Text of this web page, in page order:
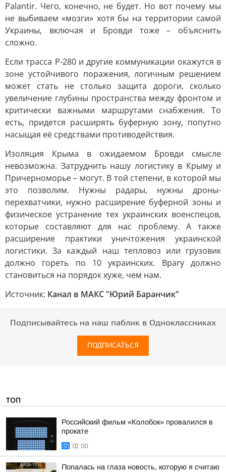
Palantir. Чего, конечно, не будет. Но вот почему мы
не выбиваем «мозги» хотя бы на территории самой
Украины, включая и Бровди тоже – объяснить
сложно.
Если трасса Р-280 и другие коммуникации окажутся в
зоне устойчивого поражения, логичным решением
может стать не столько защита дороги, сколько
увеличение глубины пространства между фронтом и
критически важными маршрутами снабжения. То
есть, придется расширять буферную зону, попутно
насыщая её средствами противодействия.
Изоляция Крыма в ожидаемом Бровди смысле
невозможна. Затруднить нашу логистику в Крыму и
Причерноморье – могут. В той степени, в которой мы
это позволим. Нужны радары, нужны дроны-
перехватчики, нужно расширение буферной зоны и
физическое устранение тех украинских военспецов,
которые составляют для нас проблему. А также
расширение практики уничтожения украинской
логистики. За каждый наш тепловоз или грузовик
должно гореть по 10 украинских. Врагу должно
становиться на порядок хуже, чем нам.
Источник: Канал в МАКС "Юрий Баранчик"
Подписывайтесь на наш паблик в Одноклассниках
ПОДПИСАТЬСЯ
ТОП
Российский фильм «Колобок» провалился в
прокате
02:00
Попалась на глаза новость, которую я считаю